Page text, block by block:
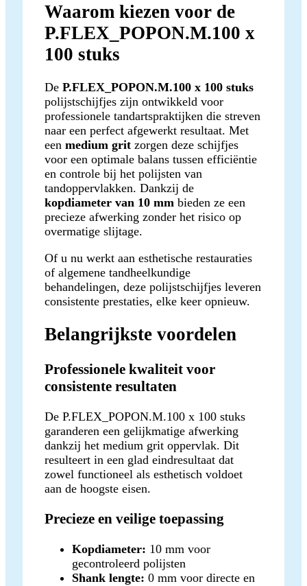
Waarom kiezen voor de
P.FLEX_POPON.M.100 x
100 stuks
De P.FLEX_POPON.M.100 x 100 stuks
polijstschijfjes zijn ontwikkeld voor
professionele tandartspraktijken die streven
naar een perfect afgewerkt resultaat. Met
een medium grit zorgen deze schijfjes
voor een optimale balans tussen efficiëntie
en controle bij het polijsten van
tandoppervlakken. Dankzij de
kopdiameter van 10 mm bieden ze een
precieze afwerking zonder het risico op
overmatige slijtage.
Of u nu werkt aan esthetische restauraties
of algemene tandheelkundige
behandelingen, deze polijstschijfjes leveren
consistente prestaties, elke keer opnieuw.
Belangrijkste voordelen
Professionele kwaliteit voor
consistente resultaten
De P.FLEX_POPON.M.100 x 100 stuks
garanderen een gelijkmatige afwerking
dankzij het medium grit oppervlak. Dit
resulteert in een glad eindresultaat dat
zowel functioneel als esthetisch voldoet
aan de hoogste eisen.
Precieze en veilige toepassing
Kopdiameter: 10 mm voor
gecontroleerd polijsten
Shank lengte: 0 mm voor directe en